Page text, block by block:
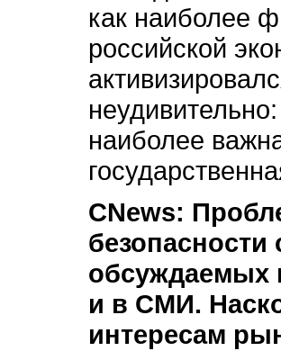
как наиболее
российской
наиболее
CNews:
обсуждаемых
и в СМИ.
интересам